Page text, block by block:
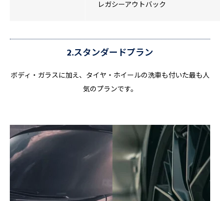
レガシーアウトバック
2.スタンダードプラン
ボディ・ガラスに加え、タイヤ・ホイールの洗車も付いた最も人
気のプランです。